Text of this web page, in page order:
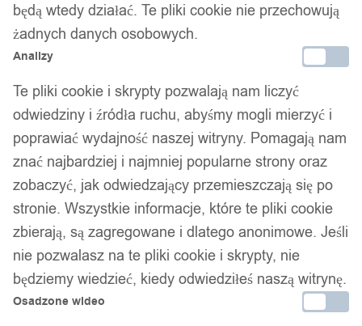
usb-c
209,00zł
Twój zaufany marketplace oferujący najlepsze produkty
sprawdzonych marek. Bezpieczne zakupy z gwarancją jakości.
Facebook
będą wtedy działać. Te pliki cookie nie przechowują
żadnych danych osobowych.
Analizy
Te pliki cookie i skrypty pozwalają nam liczyć
odwiedziny i źródła ruchu, abyśmy mogli mierzyć i
poprawiać wydajność naszej witryny. Pomagają nam
znać najbardziej i najmniej popularne strony oraz
zobaczyć, jak odwiedzający przemieszczają się po
stronie. Wszystkie informacje, które te pliki cookie
zbierają, są zagregowane i dlatego anonimowe. Jeśli
nie pozwalasz na te pliki cookie i skrypty, nie
będziemy wiedzieć, kiedy odwiedziłeś naszą witrynę.
Osadzone wideo